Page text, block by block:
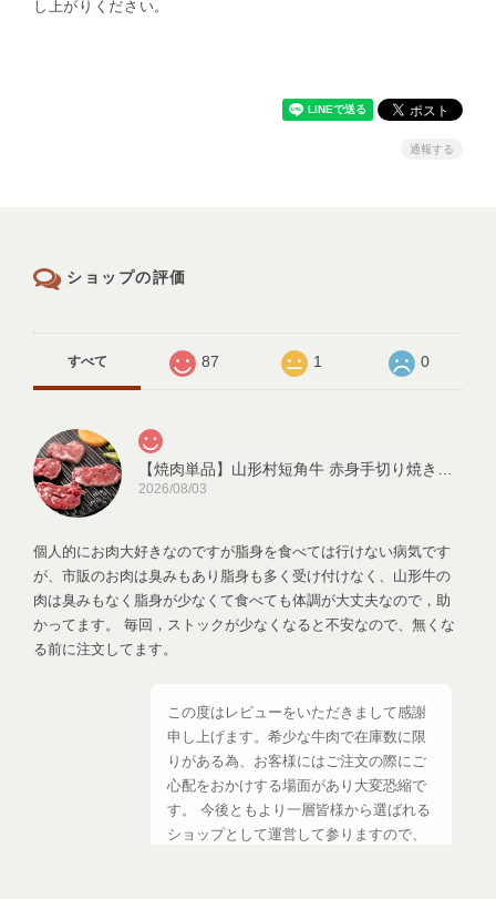
し上がりください。
通報する
ショップの評価
すべて 87 1 0
2026/08/03
個人的にお肉大好きなのですが脂身を食べては行けない病気です
が、市販のお肉は臭みもあり脂身も多く受け付けなく、山形牛の
肉は臭みもなく脂身が少なくて食べても体調が大丈夫なので，助
かってます。 毎回，ストックが少なくなると不安なので、無くな
る前に注文してます。
この度はレビューをいただきまして感謝
申し上げます。希少な牛肉で在庫数に限
りがある為、お客様にはご注文の際にご
心配をおかけする場面があり大変恐縮で
す。 今後ともより一層皆様から選ばれる
ショップとして運営して参りますので、